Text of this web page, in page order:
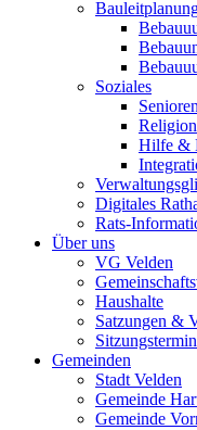
Soziales
Senioren
Religion
Hilfe &
Digitales
Rats-
Über uns
VG Velden
Haushalte
Satzungen &
Gemeinden
Stadt Velden
Gemeinde
Gemeinde